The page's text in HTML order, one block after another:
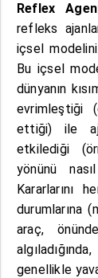
Reflex
refleks
içsel
Bu içsel
dünyanın
evrimleştiği
ettiği) ile
etkilediği
yönünü
Kararlarını
durumlarına
araç,
genellikle